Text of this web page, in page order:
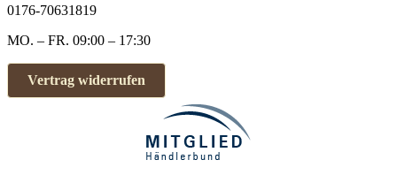
0176-70631819
MO. – FR. 09:00 – 17:30
Vertrag widerrufen